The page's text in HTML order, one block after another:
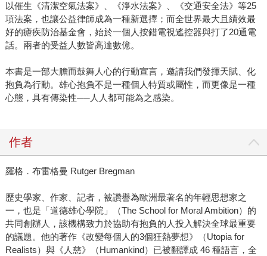
以催生《清潔空氣法案》、《淨水法案》、《交通安全法》等25
項法案，也讓公益律師成為一種新選擇；而全世界最大且績效最
好的瘧疾防治基金會，始於一個人按錯電視遙控器與打了20通電
話。兩者的受益人數皆高達數億。
本書是一部大膽而鼓舞人心的行動宣言，邀請我們發揮天賦、化
抱負為行動。雄心抱負不是一種個人特質或屬性，而更像是一種
心態，具有傳染性──人人都可能為之感染。
作者
羅格．布雷格曼 Rutger Bregman
歷史學家、作家、記者，被讚譽為歐洲最著名的年輕思想家之
一，也是「道德雄心學院」（The School for Moral Ambition）的
共同創辦人，該機構致力於協助有抱負的人投入解決全球最重要
的議題。他的著作《改變每個人的3個狂熱夢想》（Utopia for
Realists）與《人慈》（Humankind）已被翻譯成 46 種語言，全